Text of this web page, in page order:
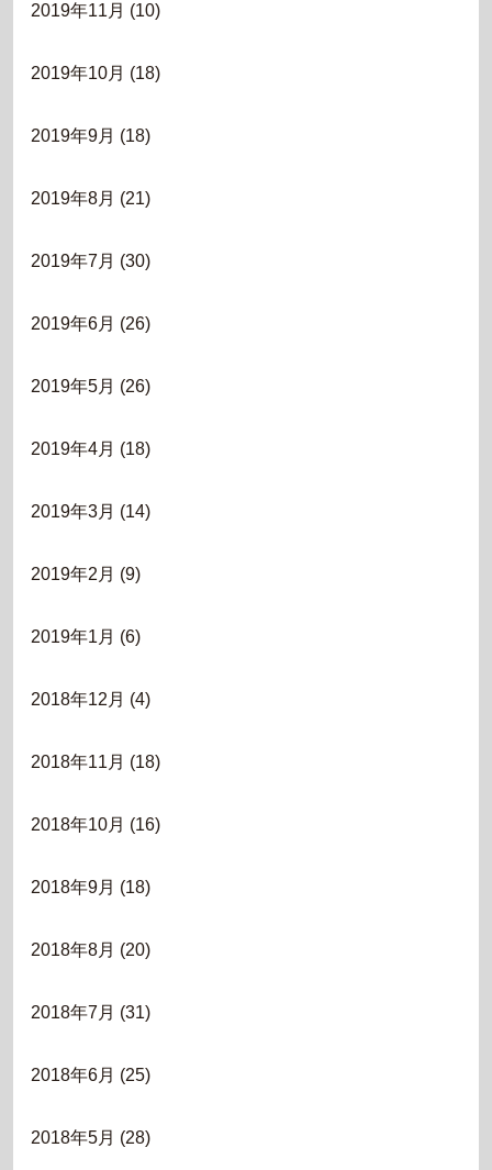
2019年11月 (10)
2019年10月 (18)
2019年9月 (18)
2019年8月 (21)
2019年7月 (30)
2019年6月 (26)
2019年5月 (26)
2019年4月 (18)
2019年3月 (14)
2019年2月 (9)
2019年1月 (6)
2018年12月 (4)
2018年11月 (18)
2018年10月 (16)
2018年9月 (18)
2018年8月 (20)
2018年7月 (31)
2018年6月 (25)
2018年5月 (28)